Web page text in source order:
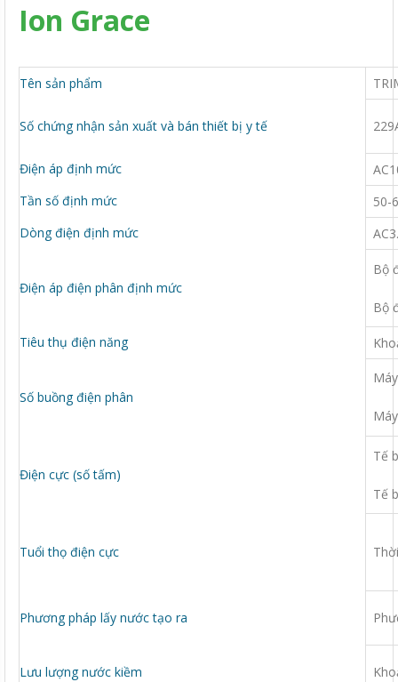
Ion Grace
Tên sản phẩm
Số chứng nhận sản xuất và bán thiết bị y tế
Điện áp định mức
Tần số định mức
50-
Dòng điện định mức
Điện áp điện phân định mức
Bộ
Bộ
Tiêu thụ điện năng
Số buồng điện phân
Điện cực (số tấm)
Tế
Tế
Tuổi thọ điện cực
Phương pháp lấy nước tạo ra
Lưu lượng nước kiềm